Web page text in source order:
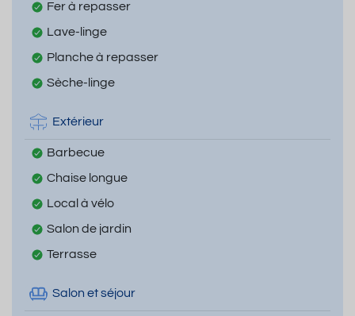
Fer à repasser
Lave-linge
Planche à repasser
Sèche-linge
Extérieur
Barbecue
Chaise longue
Local à vélo
Salon de jardin
Terrasse
Salon et séjour